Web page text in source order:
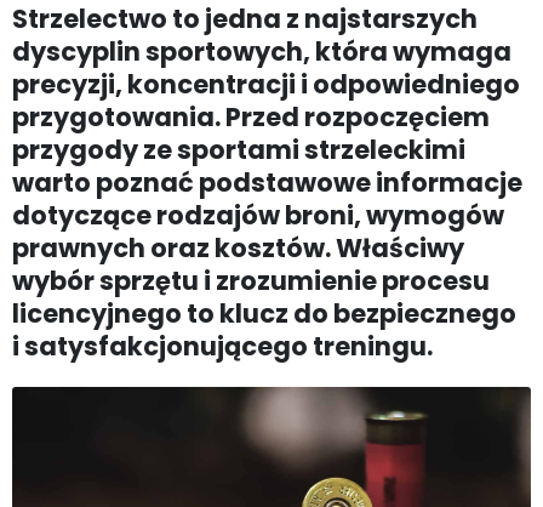
Strzelectwo to jedna z najstarszych
dyscyplin sportowych, która wymaga
precyzji, koncentracji i odpowiedniego
przygotowania. Przed rozpoczęciem
przygody ze sportami strzeleckimi
warto poznać podstawowe informacje
dotyczące rodzajów broni, wymogów
prawnych oraz kosztów. Właściwy
wybór sprzętu i zrozumienie procesu
licencyjnego to klucz do bezpiecznego
i satysfakcjonującego treningu.